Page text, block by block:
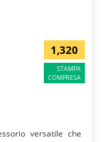
1,320
STAMPA
COMPRESA
versatile che